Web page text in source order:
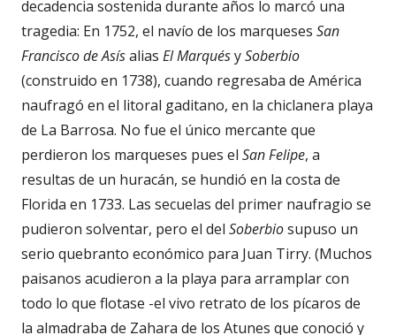
decadencia sostenida durante años lo marcó una
tragedia: En 1752, el navío de los marqueses San
Francisco de Asísalias El MarquésySoberbio
(construido en 1738), cuando regresaba de América
naufragó en el litoral gaditano, en la chiclanera playa
de La Barrosa. No fue el único mercante que
perdieron los marqueses pues el San Felipe, a
resultas de un huracán, se hundió en la costa de
Florida en 1733. Las secuelas del primer naufragio se
pudieron solventar, pero el del Soberbiosupuso un
serio quebranto económico para Juan Tirry. (Muchos
paisanos acudieron a la playa para arramplar con
todo lo que flotase -el vivo retrato de los pícaros de
la almadraba de Zahara de los Atunes que conoció y